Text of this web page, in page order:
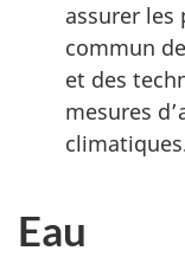
assurer les
commun
et des
mesures
Eau